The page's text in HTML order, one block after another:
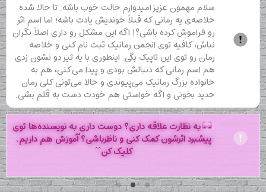
سلام مهمون عزیز امیدوارم حالت خوب باشه. تا حالا شده
خلاصه‌ی یه رمانی که قبلاً خوندیش یادت باشه؛ اما اسم اثر
رو فراموش کرده باشی؟! اگه این مشکل رو داری اصلاً نگران
نباش، کافیه توی انجمن رمانیک ثبت نام کنی و خلاصه
رمان رو توی این تاپیک بگی. اینطوری با یه تیر دو نشون زدی
هم اسم رمانی که دنبالش بودی و پیدا می‌کنی، هم به
خانواده بزرگ رمانیک می‌پیوندی و حالا می‌تونی کلی رمان
جدید بخونی و اگه خواستی هم خودت دست به قلم بشی.
به نظارت علاقه داری؟ دوست داری به نویسنده‌ها توی
پیشبرد اثرشون کمک کنی و ناظرباشی؟ آموزش هم داریم.
کلیک کن^^